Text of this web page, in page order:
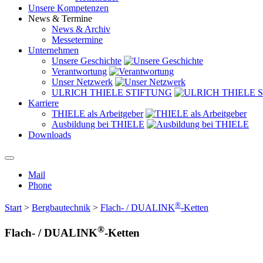
Unsere Kompetenzen
News & Termine
News & Archiv
Messetermine
Unternehmen
Unsere Geschichte
Verantwortung
Unser Netzwerk
ULRICH THIELE STIFTUNG
Karriere
THIELE als Arbeitgeber
Ausbildung bei THIELE
Downloads
Mail
Phone
Start > Bergbautechnik > Flach- / DUALINK®-Ketten
Flach- / DUALINK®-Ketten